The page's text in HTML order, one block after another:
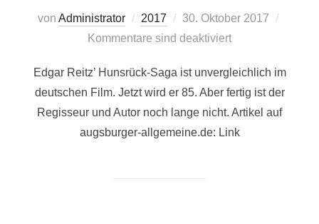
von Administrator 2017
Veröffentlicht
am
30. Oktober 2017
Kommentare sind deaktiviert
Edgar Reitz’ Hunsrück-Saga ist unvergleichlich im
deutschen Film. Jetzt wird er 85. Aber fertig ist der
Regisseur und Autor noch lange nicht. Artikel auf
augsburger-allgemeine.de: Link